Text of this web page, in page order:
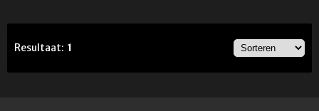
Resultaat: 1